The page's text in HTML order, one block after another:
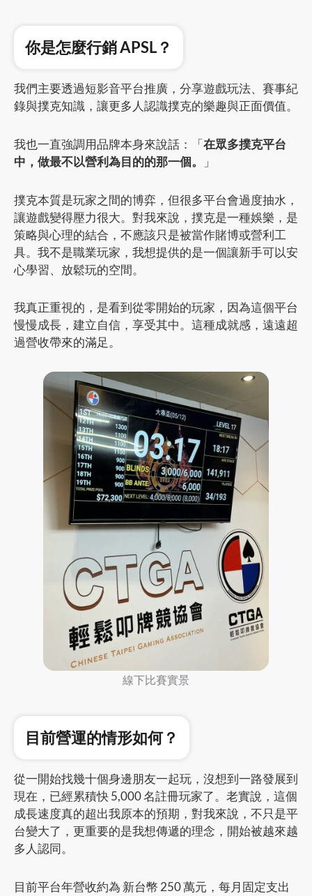
你是怎麼行銷 APSL？
我們主要透過短影音平台推廣，分享遊戲玩法、賽事紀
錄與撲克知識，讓更多人認識撲克的樂趣與正面價值。
我也一直強調用品牌本身來說話：「在眾多撲克平台
中，做最不以營利為目的的那一個。
」
撲克本質是玩家之間的博弈，但很多平台會過度抽水，
讓遊戲變得壓力很大。對我來說，撲克是一種娛樂，是
策略與心理的結合，不應該只是被當作賭博或營利工
具。我不是職業玩家，我想提供的是一個讓新手可以安
心學習、放鬆玩的空間。
我真正重視的，是看到從零開始的玩家，因為這個平台
慢慢成長，建立自信，享受其中。這種成就感，遠遠超
過營收帶來的滿足。
線下比賽實景
目前營運的情形如何？
從一開始找幾十個身邊朋友一起玩，沒想到一路發展到
現在，已經累積快 5,000 名註冊玩家了。老實說，這個
成長速度真的超出我原本的預期，對我來說，不只是平
台變大了，更重要的是我想傳遞的理念，開始被越來越
多人認同。
目前平台年營收約為 新台幣 250 萬元，每月固定支出